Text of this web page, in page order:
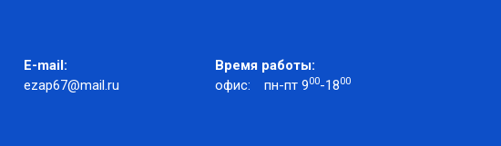
E-mail:
ezap67@mail.ru
Время работы:
офис:
пн-пт 900-1800